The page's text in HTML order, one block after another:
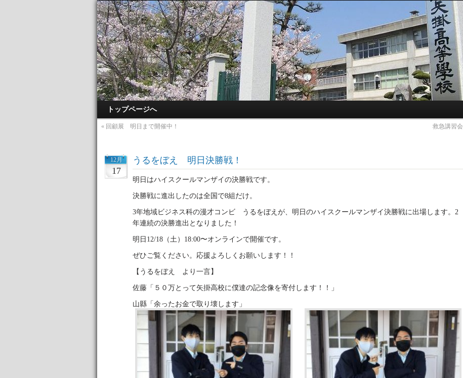
トップページへ
« 回顧展 明日まで開催中！ 救急講習会
12月
17
うるをぼえ 明日決勝戦！
明日はハイスクールマンザイの決勝戦です。
決勝戦に進出したのは全国で8組だけ。
3年地域ビジネス科の漫才コンビ うるをぼえが、明日のハイスクールマンザイ決勝戦に出場します。2
年連続の決勝進出となりました！
明日12/18（土）18:00〜オンラインで開催です。
ぜひご覧ください。応援よろしくお願いします！！
【うるをぼえ より一言】
佐藤「５０万とって矢掛高校に僕達の記念像を寄付します！！」
山縣「余ったお金で取り壊します」